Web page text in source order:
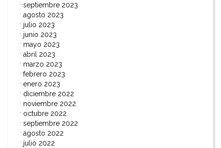
septiembre 2023
agosto 2023
julio 2023
junio 2023
mayo 2023
abril 2023
marzo 2023
febrero 2023
enero 2023
diciembre 2022
noviembre 2022
octubre 2022
septiembre 2022
agosto 2022
julio 2022